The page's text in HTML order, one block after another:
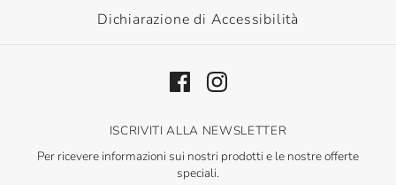
Dichiarazione di Accessibilità
ISCRIVITI ALLA NEWSLETTER
Per ricevere informazioni sui nostri prodotti e le nostre offerte
speciali.